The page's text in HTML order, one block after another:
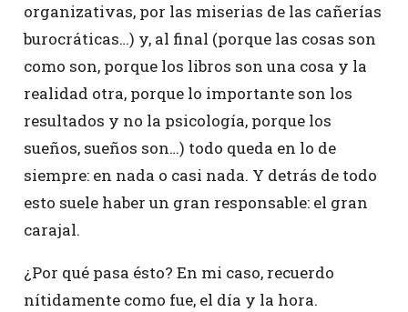
organizativas, por las miserias de las cañerías
burocráticas…) y, al final (porque las cosas son
como son, porque los libros son una cosa y la
realidad otra, porque lo importante son los
resultados y no la psicología, porque los
sueños, sueños son…) todo queda en lo de
siempre: en nada o casi nada. Y detrás de todo
esto suele haber un gran responsable: el gran
carajal.
¿Por qué pasa ésto? En mi caso, recuerdo
nítidamente como fue, el día y la hora.